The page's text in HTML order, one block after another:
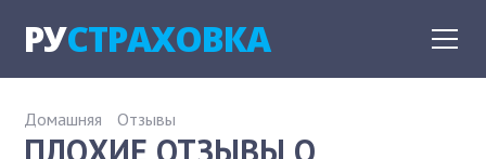
РУСТРАХОВКА
Домашняя Отзывы